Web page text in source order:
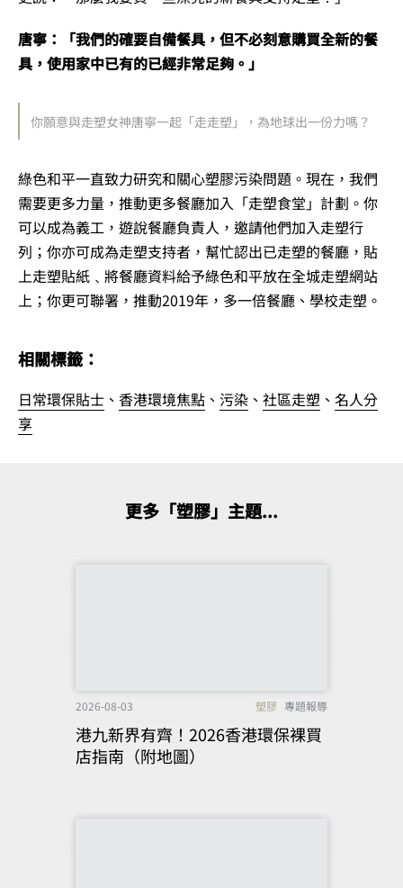
唐寧：「我們的確要自備餐具，但不必刻意購買全新的餐
具，使用家中已有的已經非常足夠。」
你願意與走塑女神唐寧一起「走走塑」，為地球出一份力嗎？
綠色和平一直致力研究和關心塑膠污染問題。現在，我們
需要更多力量，推動更多餐廳加入「走塑食堂」計劃。你
可以成為義工，遊說餐廳負責人，邀請他們加入走塑行
列；你亦可成為走塑支持者，幫忙認出已走塑的餐廳，貼
上走塑貼紙﹑將餐廳資料給予綠色和平放在全城走塑網站
上；你更可聯署，推動2019年，多一倍餐廳、學校走塑。
相關標籤：
日常環保貼士 、 香港環境焦點 、 污染 、 社區走塑 、 名人分
享
更多「塑膠」主題...
2026-08-03 塑膠 專題報導
港九新界有齊！2026香港環保裸買
店指南（附地圖）